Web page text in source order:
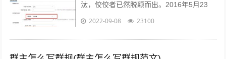
汰，佼佼者已然脱颖而出。2016年5月23
日，鼎泰新材（002352.SZ)披露了“重大资
2022-09-08 23100